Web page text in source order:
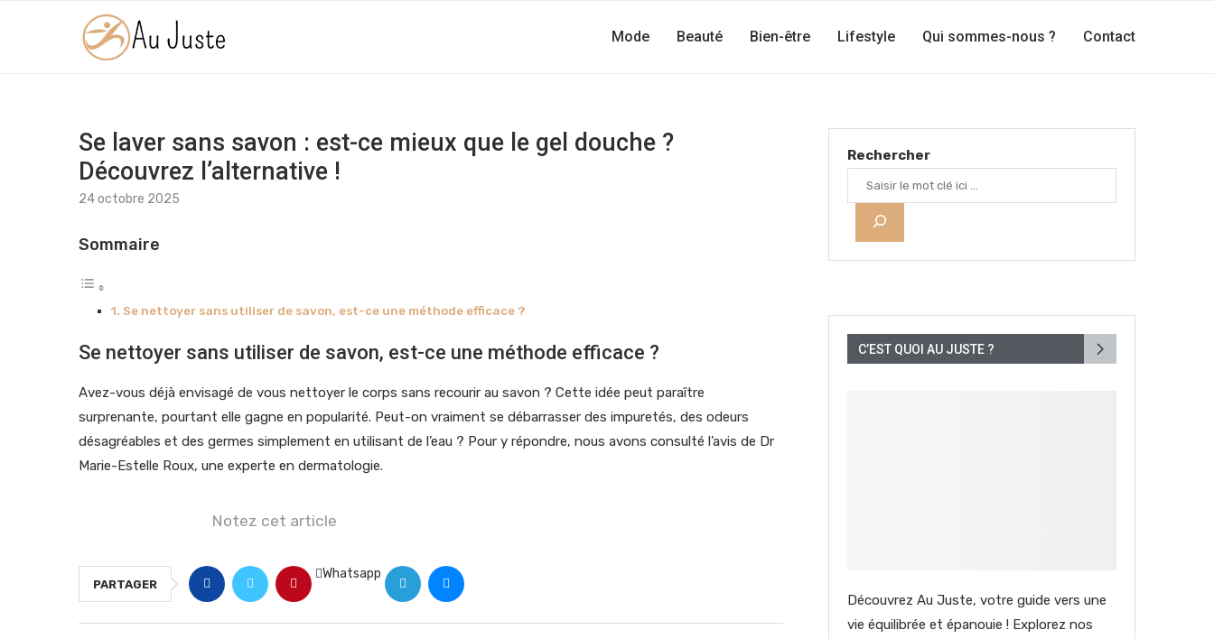
Mode Beauté Bien-être Lifestyle Qui sommes-nous ? Contact
Se laver sans savon : est-ce mieux que le gel douche ?
Découvrez l’alternative !
24 octobre 2025
Sommaire
Se nettoyer sans utiliser de savon, est-ce une méthode efficace ?
Se nettoyer sans utiliser de savon, est-ce une méthode efficace ?
Avez-vous déjà envisagé de vous nettoyer le corps sans recourir au savon ? Cette idée peut paraître
surprenante, pourtant elle gagne en popularité. Peut-on vraiment se débarrasser des impuretés, des odeurs
désagréables et des germes simplement en utilisant de l’eau ? Pour y répondre, nous avons consulté l’avis de Dr
Marie-Estelle Roux, une experte en dermatologie.
Notez cet article
PARTAGER
Whatsapp
Rechercher
C’EST QUOI AU JUSTE ?
Découvrez Au Juste, votre guide vers une
vie équilibrée et épanouie ! Explorez nos